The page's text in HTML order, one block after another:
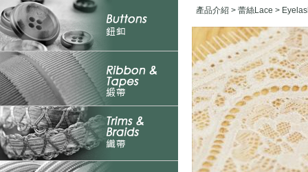
產品介紹 > 蕾絲Lace >